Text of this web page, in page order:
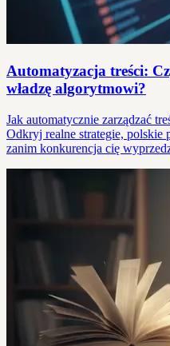
Automatyzacja treści:
władzę algorytmowi?
Jak automatycznie zarządzać
Odkryj realne strategie, polskie
zanim konkurencja cię